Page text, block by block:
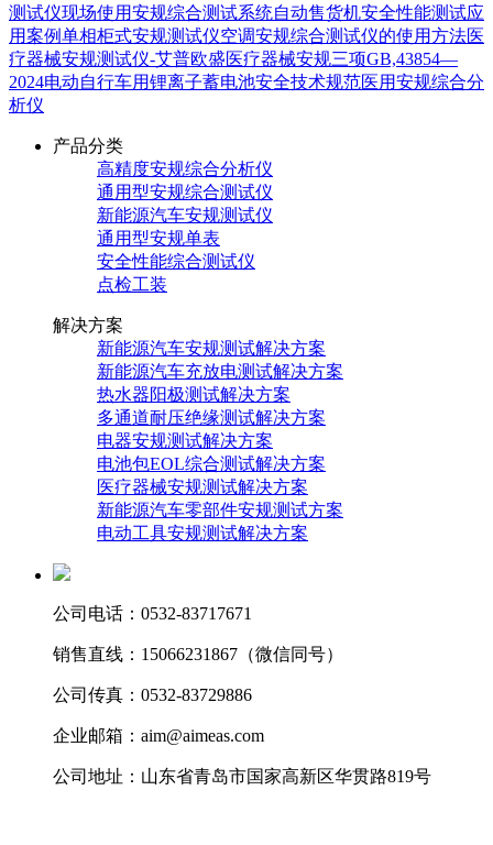
测试仪现场使用安规综合测试系统自动售货机安全性能测试应
用案例单相柜式安规测试仪空调安规综合测试仪的使用方法医
疗器械安规测试仪-艾普欧盛医疗器械安规三项GB,43854—
2024电动自行车用锂离子蓄电池安全技术规范医用安规综合分
析仪
产品分类
高精度安规综合分析仪
通用型安规综合测试仪
新能源汽车安规测试仪
通用型安规单表
安全性能综合测试仪
点检工装
解决方案
新能源汽车安规测试解决方案
新能源汽车充放电测试解决方案
热水器阳极测试解决方案
多通道耐压绝缘测试解决方案
电器安规测试解决方案
电池包EOL综合测试解决方案
医疗器械安规测试解决方案
新能源汽车零部件安规测试方案
电动工具安规测试解决方案
公司电话：0532-83717671
销售直线：15066231867（微信同号）
公司传真：0532-83729886
企业邮箱：aim@aimeas.com
公司地址：山东省青岛市国家高新区华贯路819号